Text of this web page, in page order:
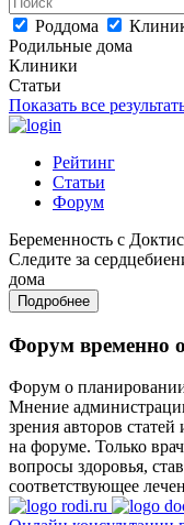
Роддома
Родильные дома
Клиники
Статьи
Показать все
Рейтинг
Статьи
Форум
Беременность с
Следите за
дома
Подробнее
Форум временно
Форум о
Мнение
зрения авторов
на форуме. Только
вопросы здоровья,
соответствующее